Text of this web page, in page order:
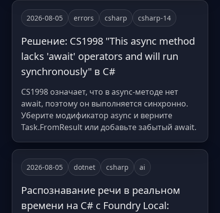
2026-08-05 errors csharp csharp-14
Решение: CS1998 "This async method
lacks 'await' operators and will run
synchronously" в C#
CS1998 означает, что в async-методе нет
await, поэтому он выполняется синхронно.
Уберите модификатор async и верните
Task.FromResult или добавьте забытый await.
2026-08-05 dotnet csharp ai
Распознавание речи в реальном
времени на C# с Foundry Local: